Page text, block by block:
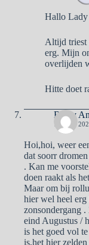
Hallo Lady
Altijd triest
erg. Mijn
overlijden
Hitte doet
Ben y
16 JULI
Hoi,hoi, weer
dat soorr
. Kan me
doen raakt als
Maar om bij
hier wel heel erg
zonsondergang
eind Augustus /
is het goed vol
is,het hier